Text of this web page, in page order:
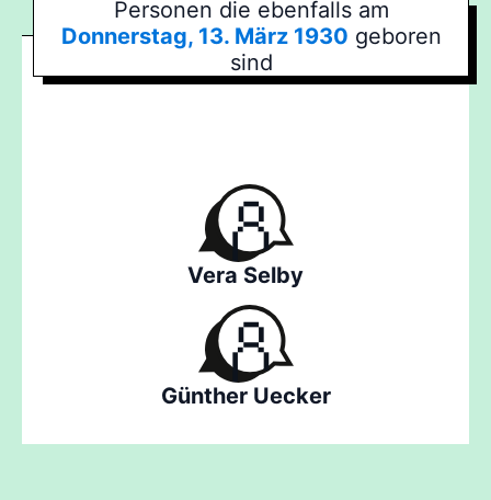
Personen die ebenfalls am
Donnerstag, 13. März 1930 geboren
sind
Vera Selby
Günther Uecker